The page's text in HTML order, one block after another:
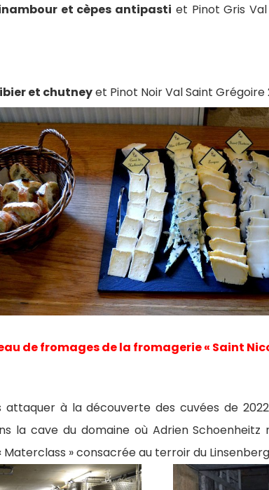
et cèpes antipasti et Pinot Gris
et chutneyet Pinot Noir Val Saint Grégoire
de fromages de la fromagerie « Saint
attaquer à la découverte des cuvées de
la cave du domaine où Adrien Schoenheitz
Materclass » consacrée au terroir du